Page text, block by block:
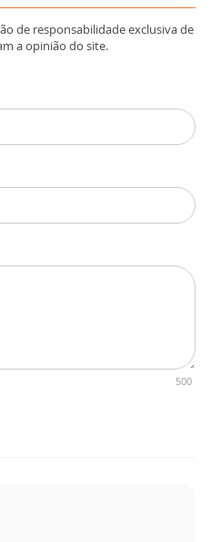
de responsabilidade exclusiva de
a opinião do site.
500